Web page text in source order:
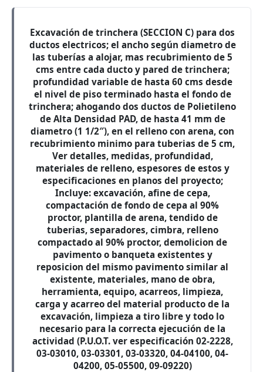
Excavación de trinchera (SECCION C) para dos
ductos electricos; el ancho según diametro de
las tuberías a alojar, mas recubrimiento de 5
cms entre cada ducto y pared de trinchera;
profundidad variable de hasta 60 cms desde
el nivel de piso terminado hasta el fondo de
trinchera; ahogando dos ductos de Polietileno
de Alta Densidad PAD, de hasta 41 mm de
diametro (1 1/2″), en el relleno con arena, con
recubrimiento minimo para tuberias de 5 cm,
Ver detalles, medidas, profundidad,
materiales de relleno, espesores de estos y
especificaciones en planos del proyecto;
Incluye: excavación, afine de cepa,
compactación de fondo de cepa al 90%
proctor, plantilla de arena, tendido de
tuberias, separadores, cimbra, relleno
compactado al 90% proctor, demolicion de
pavimento o banqueta existentes y
reposicion del mismo pavimento similar al
existente, materiales, mano de obra,
herramienta, equipo, acarreos, limpieza,
carga y acarreo del material producto de la
excavación, limpieza a tiro libre y todo lo
necesario para la correcta ejecución de la
actividad (P.U.O.T. ver especificación 02-2228,
03-03010, 03-03301, 03-03320, 04-04100, 04-
04200, 05-05500, 09-09220)